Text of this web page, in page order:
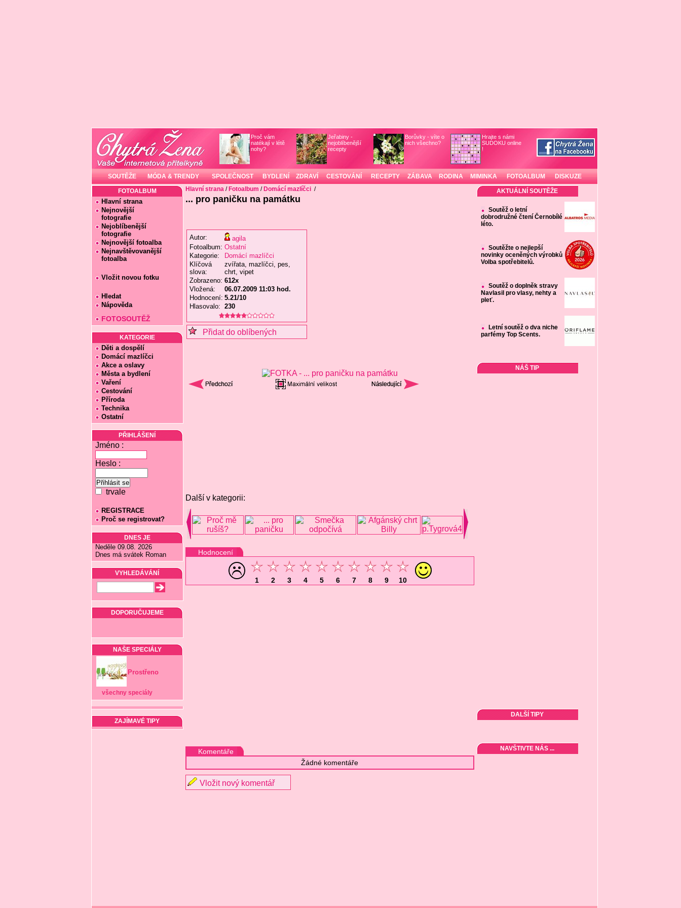
Proč vám
natékají v létě
nohy?
Jeřabiny -
nejoblíbenější
recepty
Borůvky - víte o
nich všechno?
Hrajte s námi
SUDOKU online
!
SOUTĚŽE MÓDA & TRENDY SPOLEČNOST BYDLENÍ ZDRAVÍ CESTOVÁNÍ RECEPTY ZÁBAVA RODINA MIMINKA FOTOALBUM DISKUZE
FOTOALBUM
Hlavní strana
Nejnovější
fotografie
Nejoblíbenější
fotografie
Nejnovější fotoalba
Nejnavštěvovanější
fotoalba
Vložit novou fotku
Hledat
Nápověda
FOTOSOUTĚŽ
KATEGORIE
Děti a dospělí
Domácí mazlíčci
Akce a oslavy
Města a bydlení
Vaření
Cestování
Příroda
Technika
Ostatní
PŘIHLÁŠENÍ
Jméno :
Heslo :
trvale
REGISTRACE
Proč se registrovat?
DNES JE
Neděle 09.08. 2026
Dnes má svátek Roman
VYHLEDÁVÁNÍ
DOPORUČUJEME
NAŠE SPECIÁLY
Prostřeno
všechny speciály
ZAJÍMAVÉ TIPY
Hlavní strana/ Fotoalbum / Domácí mazlíčci /
... pro paničku na památku
Autor:
agila
Fotoalbum: Ostatní
Kategorie:
Domácí mazlíčci
Klíčová
slova:
zvířata, mazlíčci, pes,
chrt, vipet
Zobrazeno: 612x
Vložená:
06.07.2009 11:03 hod.
Hodnocení: 5.21/10
Hlasovalo: 230
Přidat do oblíbených
Další v kategorii:
Hodnocení
1 2 3 4 5 6 7 8 9 10
Komentáře
Žádné komentáře
Vložit nový komentář
AKTUÁLNÍ SOUTĚŽE
Soutěž o letní
dobrodružné čtení Černobílé
léto.
Soutěžte o nejlepší
novinky oceněných výrobků
Volba spotřebitelů.
Soutěž o doplněk stravy
Navlasil pro vlasy, nehty a
pleť.
Letní soutěž o dva niche
parfémy Top Scents.
NÁŠ TIP
DALŠÍ TIPY
NAVŠTIVTE NÁS ...